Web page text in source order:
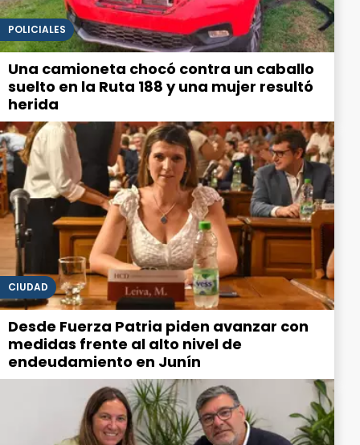
POLICIALES
Una camioneta chocó contra un caballo
suelto en la Ruta 188 y una mujer resultó
herida
CIUDAD
Desde Fuerza Patria piden avanzar con
medidas frente al alto nivel de
endeudamiento en Junín